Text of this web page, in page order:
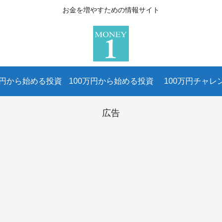
お金を増やすための情報サイト
から始める投資 100万円から始める投資 100万円チャレ
広告